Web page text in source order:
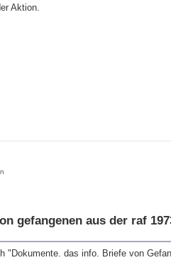
Aktion.
gefangenen aus der raf
"Dokumente. das info. Briefe von